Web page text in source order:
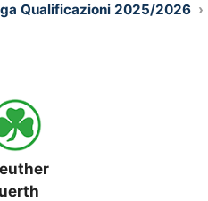
Qualificazioni 2025/2026